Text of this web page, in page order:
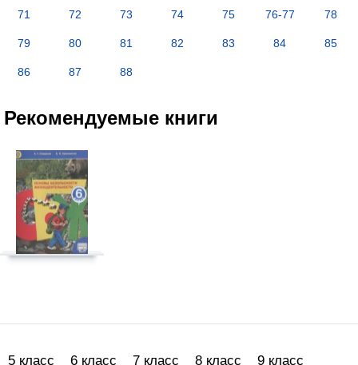
71 72 73 74 75 76-77 78
79 80 81 82 83 84 85
86 87 88
Рекомендуемые книги
5 класс 6 класс 7 класс 8 класс 9 класс